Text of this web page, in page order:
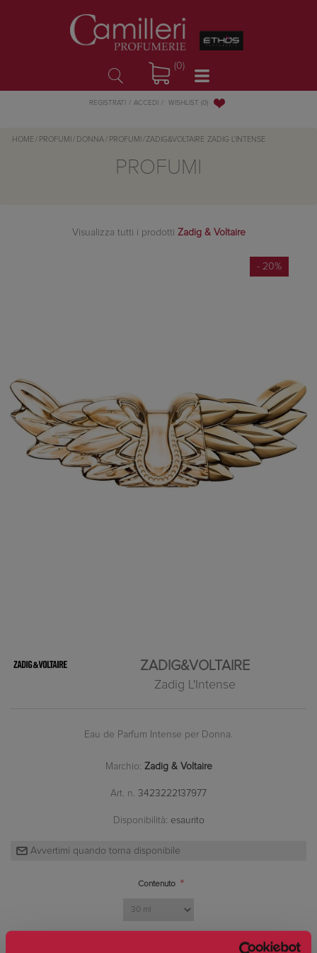
(0)
REGISTRATI ACCEDI WISHLIST (0)
HOME / PROFUMI / DONNA / PROFUMI / ZADIG&VOLTAIRE ZADIG L'INTENSE
PROFUMI
Visualizza tutti i prodotti Zadig & Voltaire
- 20%
ZADIG&VOLTAIRE
Zadig L'Intense
Eau de Parfum Intense per Donna.
Marchio: Zadig & Voltaire
Art. n. 3423222137977
Disponibilità: esaurito
Contenuto *